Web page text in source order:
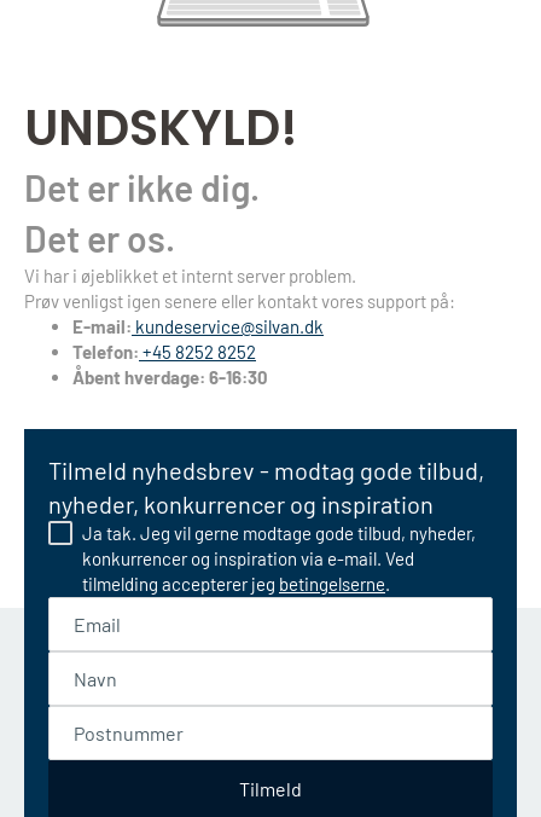
UNDSKYLD!
Det er ikke dig.
Det er os.
Vi har i øjeblikket et internt server problem.
Prøv venligst igen senere eller kontakt vores support på:
E-mail: kundeservice@silvan.dk
Telefon: +45 8252 8252
Åbent hverdage: 6-16:30
Tilmeld nyhedsbrev - modtag gode tilbud,
nyheder, konkurrencer og inspiration
Ja tak. Jeg vil gerne modtage gode tilbud, nyheder,
konkurrencer og inspiration via e-mail. Ved
tilmelding accepterer jeg betingelserne.
Tilmeld